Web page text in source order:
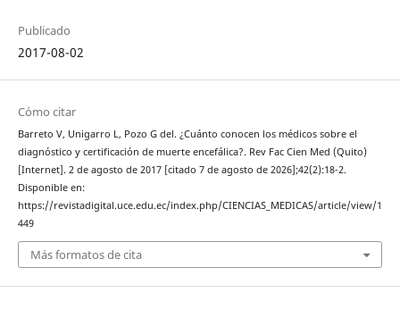
Publicado
2017-08-02
Cómo citar
Barreto V, Unigarro L, Pozo G del. ¿Cuánto conocen los médicos sobre el
diagnóstico y certificación de muerte encefálica?. Rev Fac Cien Med (Quito)
[Internet]. 2 de agosto de 2017 [citado 7 de agosto de 2026];42(2):18-2.
Disponible en:
https://revistadigital.uce.edu.ec/index.php/CIENCIAS_MEDICAS/article/view/1
449
Más formatos de cita